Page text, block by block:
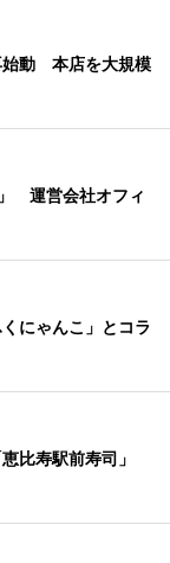
始動 本店を大規模
運営会社オフィ
にゃんこ」とコラ
恵比寿駅前寿司」